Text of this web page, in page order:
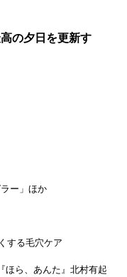
の夕日を更新す
ー」ほか
する毛穴ケア
ほら、あんた』北村有起